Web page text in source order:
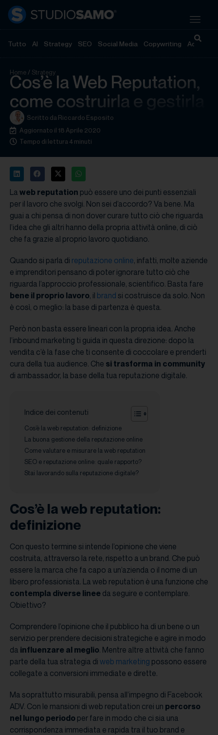
Tutto AI Strategy SEO Social Media Copywriting
Home/ Strategy
Cos’è la Web Reputation,
come costruirla e gestirla
Scritto da Riccardo Esposito
Aggiornato il 18 Aprile 2020
Tempo di lettura 4 minuti
La web reputation può essere uno dei punti essenziali
per il lavoro che svolgi. Non sei d’accordo? Va bene. Ma
guai a chi pensa di non dover curare tutto ciò che riguarda
l’idea che gli altri hanno della propria attività online, di ciò
che fa grazie al proprio lavoro quotidiano.
Quando si parla di reputazione online, infatti, molte aziende
e imprenditori pensano di poter ignorare tutto ciò che
riguarda l’approccio professionale, scientifico. Basta fare
bene il proprio lavoro, il brand si costruisce da solo. Non
è così, o meglio: la base di partenza è questa.
Però non basta essere lineari con la propria idea. Anche
l’inbound marketing ti guida in questa direzione: dopo la
vendita c’è la fase che ti consente di coccolare e prenderti
cura della tua audience. Che si trasforma in community
di ambassador, la base della tua reputazione digitale.
Indice dei contenuti
Cos’è la web reputation: definizione
La buona gestione della reputazione online
Come valutare e misurare la web reputation
SEO e reputazione online: quale rapporto?
Stai lavorando sulla reputazione digitale?
Cos’è la web reputation:
definizione
Con questo termine si intende l’opinione che viene
costruita, attraverso la rete, rispetto a un brand. Che può
essere la marca che fa capo a un’azienda o il nome di un
libero professionista. La web reputation è una funzione che
contempla diverse linee da seguire e contemplare.
Obiettivo?
Comprendere l’opinione che il pubblico ha di un bene o un
servizio per prendere decisioni strategiche e agire in modo
da influenzare al meglio. Mentre altre attività che fanno
parte della tua strategia di web marketing possono essere
collegate a conversioni immediate e dirette.
Ma soprattutto misurabili, pensa all’impegno di Facebook
ADV. Con le mansioni di web reputation crei un percorso
nel lungo periodo per fare in modo che ci sia una
corrispondenza immediata e rapida tra il tuo brand e